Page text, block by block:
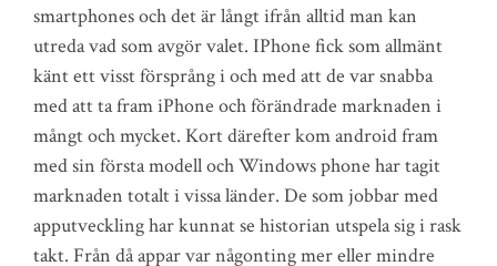
smartphones och det är långt ifrån alltid man kan
utreda vad som avgör valet. IPhone fick som allmänt
känt ett visst försprång i och med att de var snabba
med att ta fram iPhone och förändrade marknaden i
mångt och mycket. Kort därefter kom android fram
med sin första modell och Windows phone har tagit
marknaden totalt i vissa länder. De som jobbar med
apputveckling har kunnat se historian utspela sig i rask
takt. Från då appar var någonting mer eller mindre